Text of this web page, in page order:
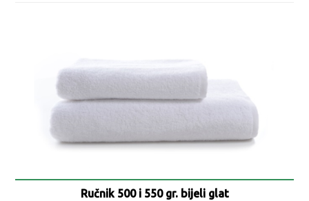
Ručnik 500 i 550 gr. bijeli glat